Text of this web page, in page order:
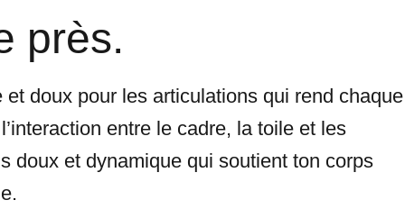
près.
doux pour les articulations qui rend chaque
entre le cadre, la toile et les
doux et dynamique qui soutient ton corps